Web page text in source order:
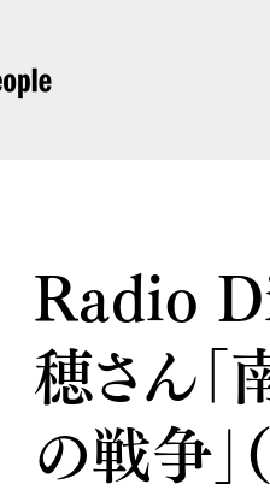
Radio
穂さん
の戦争